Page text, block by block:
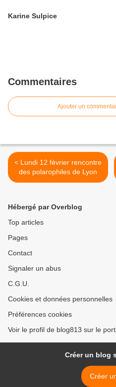
Karine Sulpice
Commentaires
Ajouter un
< Lundi 12 février rencontre
des polarophiles de Lyon
Hébergé par Overblog
Top articles
Pages
Contact
Signaler un abus
C.G.U.
Cookies et données personnelles
Préférences cookies
Voir le profil de blog813 sur le
Créer un blog
Créer